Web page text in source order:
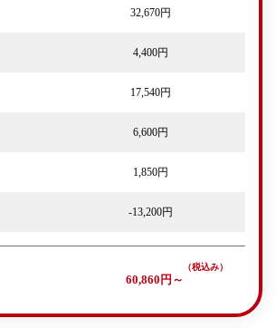
32,670円
4,400円
17,540円
6,600円
1,850円
-13,200円
60,860円～